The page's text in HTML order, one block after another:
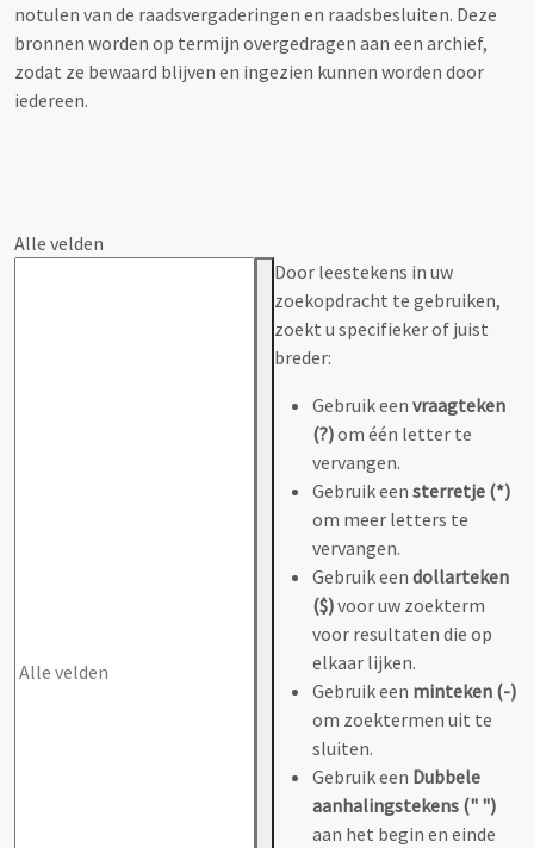
notulen van de raadsvergaderingen en raadsbesluiten. Deze
bronnen worden op termijn overgedragen aan een archief,
zodat ze bewaard blijven en ingezien kunnen worden door
iedereen.
Alle velden
Door leestekens in uw
zoekopdracht te gebruiken,
zoekt u specifieker of juist
breder:
Gebruik een vraagteken
(?)om één letter te
vervangen.
Gebruik een sterretje (*)
om meer letters te
vervangen.
Gebruik een dollarteken
($)voor uw zoekterm
voor resultaten die op
elkaar lijken.
Gebruik een minteken (-)
om zoektermen uit te
sluiten.
Gebruik een Dubbele
aanhalingstekens (" ")
aan het begin en einde